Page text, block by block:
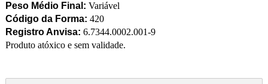
Peso Médio Final: Variável
Código da Forma: 420
Registro Anvisa: 6.7344.0002.001-9
Produto atóxico e sem validade.